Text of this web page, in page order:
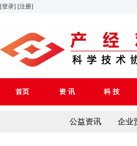
[登录] [注册]
首页 资 讯 科 技
公益资讯 企业